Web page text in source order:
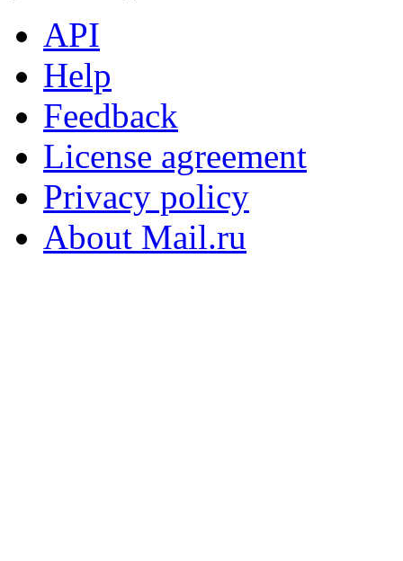
API
Help
Feedback
License agreement
Privacy policy
About Mail.ru